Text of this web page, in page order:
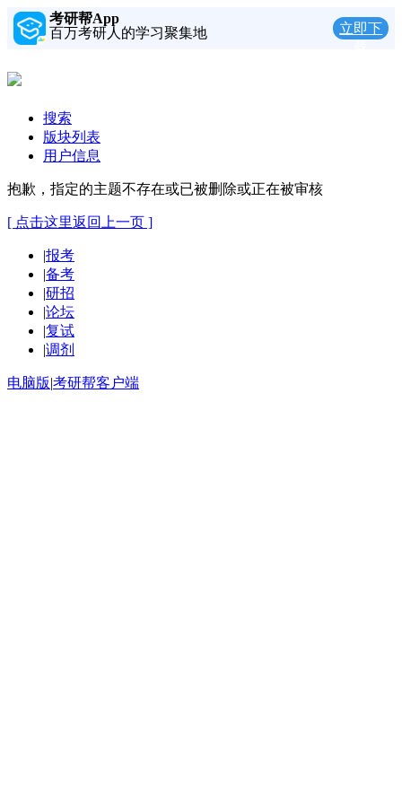
考研帮App
百万考研人的学习聚集地
立即下
搜索
版块列表
用户信息
抱歉，指定的主题不存在或已被删除或正在被审核
[ 点击这里返回上一页 ]
|报考
|备考
|研招
|论坛
|复试
|调剂
电脑版|考研帮客户端